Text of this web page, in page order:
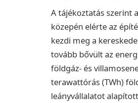
A tájékoztatás szerint
közepén elérte az
kezdi meg a
tovább bővült az
földgáz- és
terawattórás (TWh)
leányvállalatot